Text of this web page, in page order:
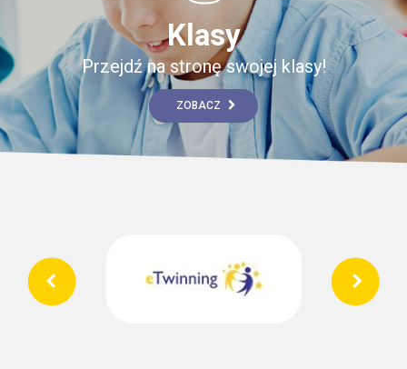
Klasy
Przejdź na stronę swojej klasy!
ZOBACZ